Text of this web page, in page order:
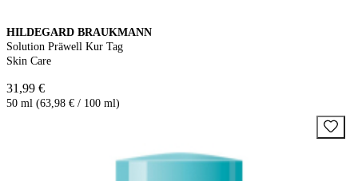
HILDEGARD BRAUKMANN
Solution Präwell Kur Tag
Skin Care
31,99 €
50 ml (63,98 € / 100 ml)